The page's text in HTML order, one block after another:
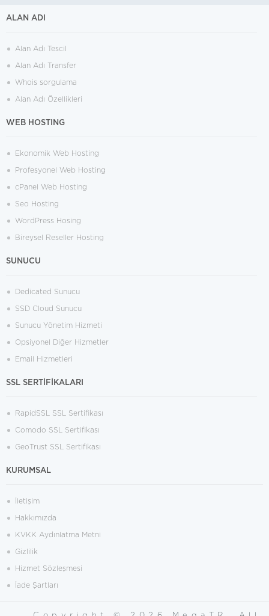
ALAN ADI
Alan Adı Tescil
Alan Adı Transfer
Whois sorgulama
Alan Adı Özellikleri
WEB HOSTING
Ekonomik Web Hosting
Profesyonel Web Hosting
cPanel Web Hosting
Seo Hosting
WordPress Hosing
Bireysel Reseller Hosting
SUNUCU
Dedicated Sunucu
SSD Cloud Sunucu
Sunucu Yönetim Hizmeti
Opsiyonel Diğer Hizmetler
Email Hizmetleri
SSL SERTİFİKALARI
RapidSSL SSL Sertifikası
Comodo SSL Sertifikası
GeoTrust SSL Sertifikası
KURUMSAL
İletişim
Hakkımızda
KVKK Aydınlatma Metni
Gizlilik
Hizmet Sözleşmesi
İade Şartları